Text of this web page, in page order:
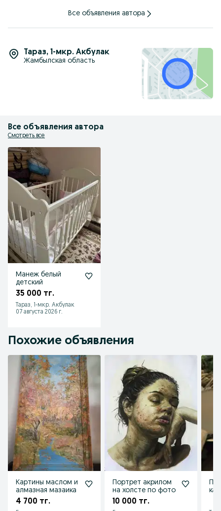
Все объявления автора
Тараз, 1-мкр. Акбулак
Жамбылская область
Все объявления автора
Смотреть все
Манеж белый
детский
35 000 тг.
Тараз, 1-мкр. Акбулак
07 августа 2026 г.
Похожие объявления
Картины маслом и
алмазная мазаика
4 700 тг.
Портрет акрилом
на холсте по фото
10 000 тг.